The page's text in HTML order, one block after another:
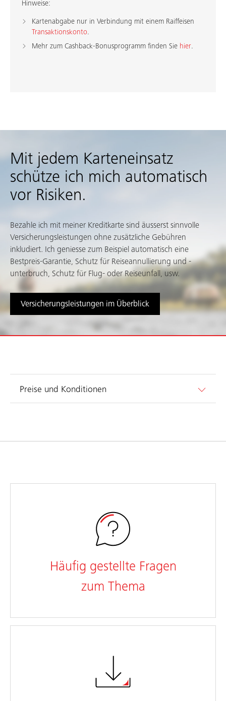
Hinweise:
Kartenabgabe nur in Verbindung mit einem Raiffeisen
Transaktionskonto.
Mehr zum Cashback-Bonusprogramm finden Sie hier.
Mit jedem Karteneinsatz
schütze ich mich automatisch
vor Risiken.
Bezahle ich mit meiner Kreditkarte sind äusserst sinnvolle
Versicherungsleistungen ohne zusätzliche Gebühren
inkludiert. Ich geniesse zum Beispiel automatisch eine
Bestpreis-Garantie, Schutz für Reiseannullierung und -
unterbruch, Schutz für Flug- oder Reiseunfall, usw.
Versicherungsleistungen im Überblick
Preise und Konditionen
Häufig gestellte Fragen
zum Thema